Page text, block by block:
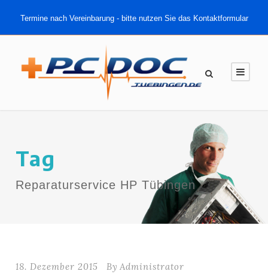
Termine nach Vereinbarung - bitte nutzen Sie das Kontaktformular
Tag
Reparaturservice HP Tübingen
18. Dezember 2015 By Administrator